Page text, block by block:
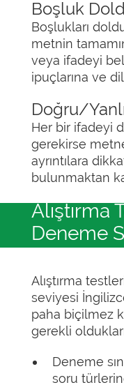
Boşluk
Boşlukları
metnin
veya ifadeyi
ipuçlarına ve
Doğru/
Her bir ifadeyi
gerekirse
ayrıntılara
bulunmaktan
Alıştırma
Deneme
Alıştırma
seviyesi
paha biçilmez
gerekli
Deneme
soru